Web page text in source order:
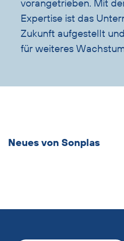
vorangetrieben. Mit
Expertise ist das
Zukunft aufgestellt
für weiteres
Neues von Sonplas